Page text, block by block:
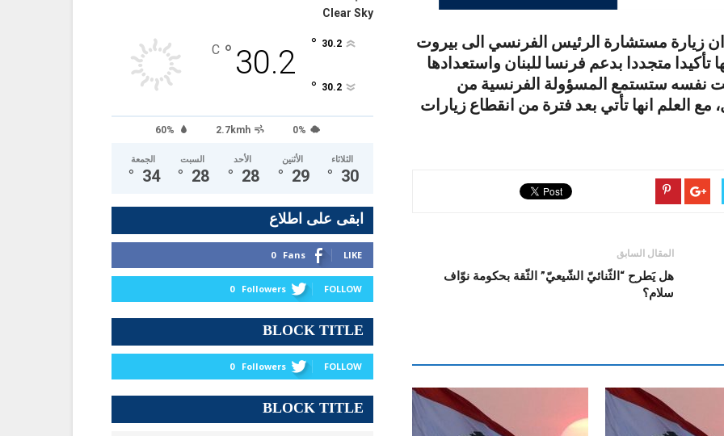
زيارة مستشارة الرئيس الفرنسي الى بيروت
متجددا بدعم فرنسا للبنان واستعدادها
نفسه ستستمع المسؤولة الفرنسية من
مع العلم انها تأتي بعد فترة من انقطاع زيارات
المقال السابق
هل يَطرح “الثّنائيّ الشّيعيّ” الثّقة بحكومة نوّاف
سلام؟
Clear Sky
30.2
°
C 30.2
°
30.2
°
60% 2.7kmh 0%
الجمعة
34
°
السبت
28
°
الأحد
28
°
الأثنين
29
°
الثلاثاء
30
°
ابقى على اطلاع
0 Fans LIKE
0 Followers FOLLOW
BLOCK TITLE
0 Followers FOLLOW
BLOCK TITLE